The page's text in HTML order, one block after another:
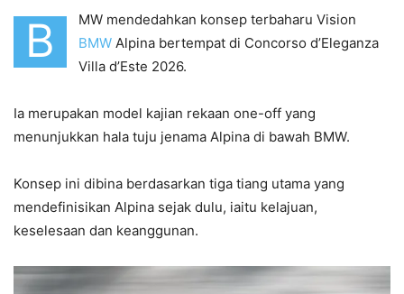
B
MW mendedahkan konsep terbaharu Vision
BMW Alpina bertempat di Concorso d’Eleganza
Villa d’Este 2026.
Ia merupakan model kajian rekaan one-off yang
menunjukkan hala tuju jenama Alpina di bawah BMW.
Konsep ini dibina berdasarkan tiga tiang utama yang
mendefinisikan Alpina sejak dulu, iaitu kelajuan,
keselesaan dan keanggunan.